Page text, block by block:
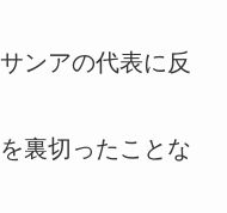
ンアの代表に反
裏切ったことな